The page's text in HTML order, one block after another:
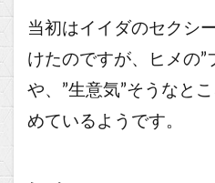
当初はイイダのセクシ
けたのですが、ヒメの”
や、”生意気”そうなと
めているようです。